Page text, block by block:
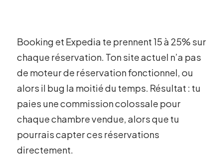
Booking et Expedia te prennent 15 à 25% sur
chaque réservation. Ton site actuel n’a pas
de moteur de réservation fonctionnel, ou
alors il bug la moitié du temps. Résultat : tu
paies une commission colossale pour
chaque chambre vendue, alors que tu
pourrais capter ces réservations
directement.